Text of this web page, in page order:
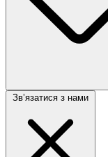
Звʼязатися з нами